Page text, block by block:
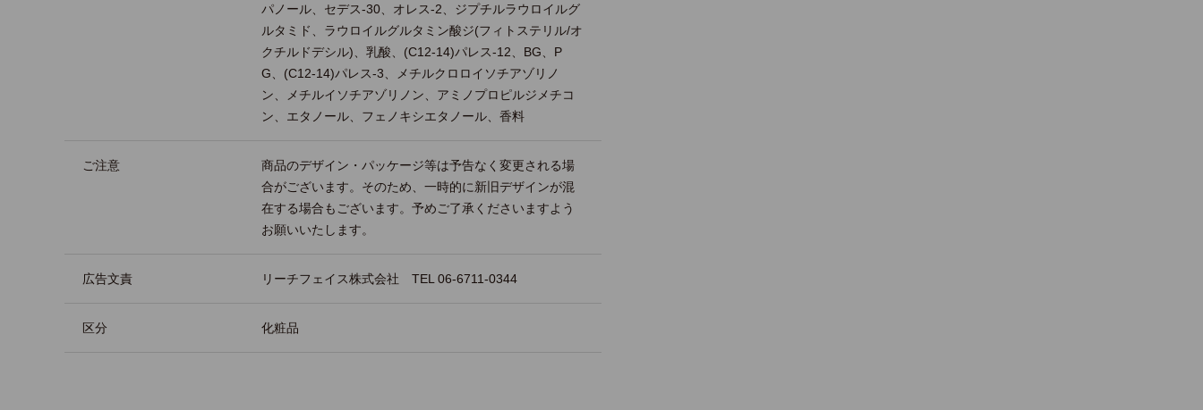
パノール、セデス-30、オレス-2、ジプチルラウロイルグ
ルタミド、ラウロイルグルタミン酸ジ(フィトステリル/オ
クチルドデシル)、乳酸、(C12-14)パレス-12、BG、P
G、(C12-14)パレス-3、メチルクロロイソチアゾリノ
ン、メチルイソチアゾリノン、アミノプロピルジメチコ
ン、エタノール、フェノキシエタノール、香料
ご注意
商品のデザイン・パッケージ等は予告なく変更される場
合がございます。そのため、一時的に新旧デザインが混
在する場合もございます。予めご了承くださいますよう
お願いいたします。
広告文責 リーチフェイス株式会社 TEL 06-6711-0344
区分 化粧品